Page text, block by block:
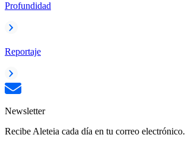
Profundidad
Reportaje
Newsletter
Recibe Aleteia cada día en tu correo electrónico.